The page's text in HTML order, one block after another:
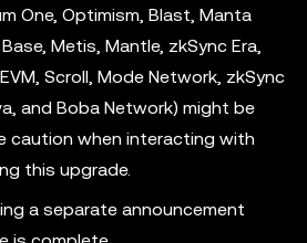
One, Optimism, Blast, Manta
Metis, Mantle, zkSync Era,
Scroll, Mode Network, zkSync
and Boba Network) might be
caution when interacting with
this upgrade.
a separate announcement